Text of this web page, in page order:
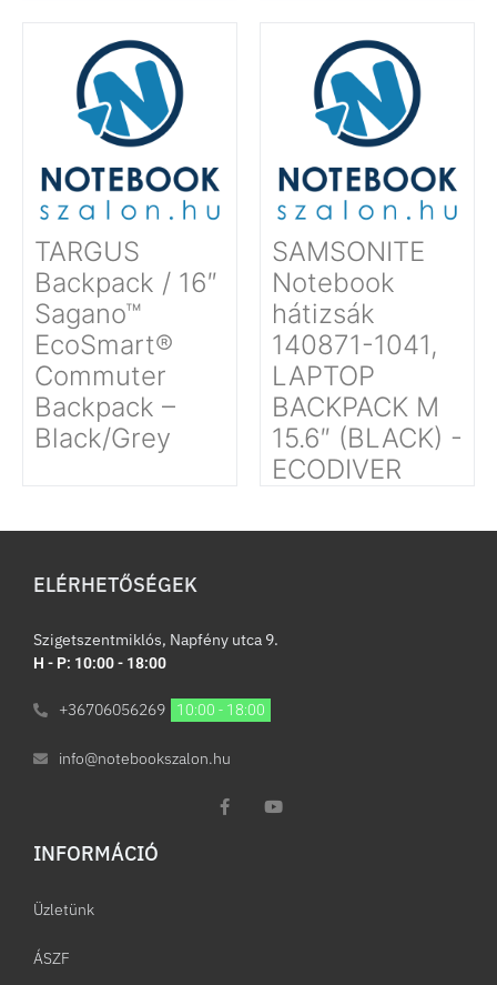
TARGUS
Backpack / 16″
Sagano™
EcoSmart®
Commuter
Backpack –
Black/Grey
SAMSONITE
Notebook
hátizsák
140871-1041,
LAPTOP
BACKPACK M
15.6″ (BLACK) -
ECODIVER
ELÉRHETŐSÉGEK
Szigetszentmiklós, Napfény utca 9.
H - P: 10:00 - 18:00
+36706056269 10:00 - 18:00
info@notebookszalon.hu
INFORMÁCIÓ​
Üzletünk
ÁSZF